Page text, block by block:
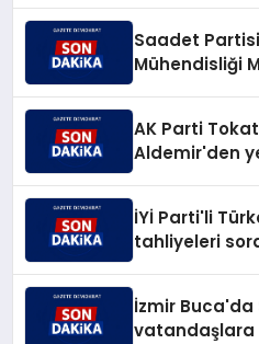
Saadet
Mühendisliği
AK Parti
Aldemir'den
İYİ Parti'li
tahliyeleri
İzmir Buca'da
vatandaşlara